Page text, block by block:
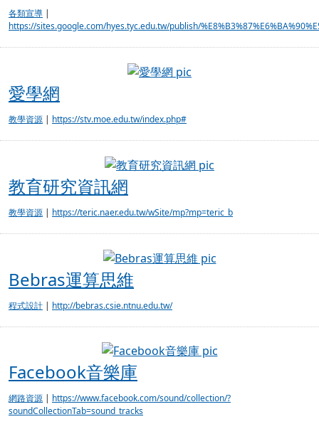
各類宣導 |
https://sites.google.com/hyes.tyc.edu.tw/publish/
愛學網
教學資源 | https://stv.moe.edu.tw/index.php#
教育研究資訊網
教學資源 | https://teric.naer.edu.tw/wSite/mp?mp=teric_b
Bebras運算思維
Bebras運算思維
程式設計 | http://bebras.csie.ntnu.edu.tw/
Facebook音樂庫
Facebook音樂庫
網路資源 | https://www.facebook.com/sound/collection/?
soundCollectionTab=sound_tracks